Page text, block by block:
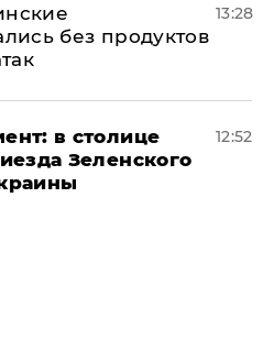
без продуктов
13:28
в столице
Зеленского
12:52